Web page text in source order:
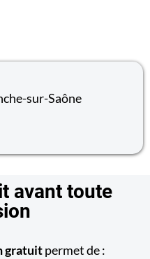
sur-Saône
avant toute
gratuitpermet de :